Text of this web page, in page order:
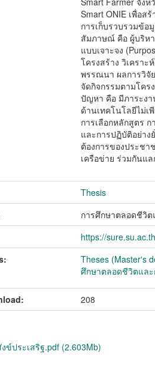
Smart ONIE เพื่อส
การเก็บรวบรวมข้อ
สัมภาษณ์ คือ ผู้บริห
แบบเจาะจง
โครงสร้าง วิเคราะ
พรรณนา ผลการวิจั
จัดกิจกรรมตามโคร
ปัญหา คือ มีภาระง
ด้านเทคโนโลยีไม่เ
การเลือกหลักสูตร
และการปฏิบัติอย่าง
ต้องการของประช
เครือข่าย ร่วมกันแ
Thesis
การศึกษาตลอดชีวิ
https://
Theses (Master's
ศึกษาตลอดชีวิตแล
208
ข์ประเสริฐ.pdf (2.603Mb)